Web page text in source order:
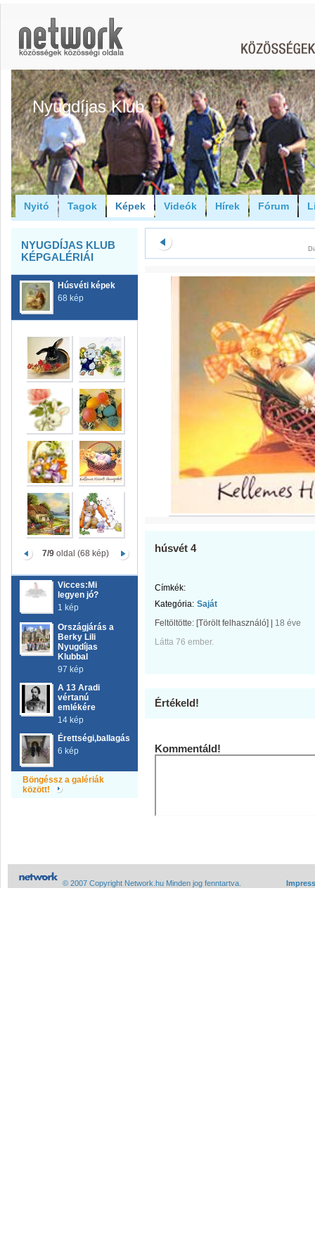
Nyugdíjas Klub
Nyitó Tagok Képek Videók Hírek Fórum
NYUGDÍJAS KLUB
KÉPGALÉRIÁI
Húsvéti képek
68 kép
7/9oldal (68 kép)
Vicces:Mi
legyen jó?
1 kép
Országjárás a
Berky Lili
Nyugdíjas
Klubbal
97 kép
A 13 Aradi
vértanú
emlékére
14 kép
Érettségi,ballagás
6 kép
Böngéssz a galériák
között!
húsvét 4
Címkék:
Kategória: Saját
Feltöltötte: [Törölt felhasználó]
18 éve
Látta 76 ember.
Értékeld!
Kommentáld!
© 2007 Copyright Network.hu Minden jog fenntartva.